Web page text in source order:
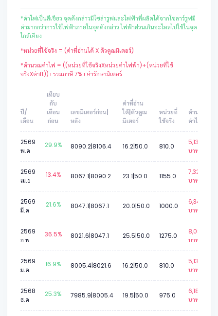
*ค่าไฟเป็นสีเขียว จุดดังกล่าวมีโซล่ารูฟและไฟฟ้าที่ผลิตได้จากโซลาร์รูฟมี
ค่ามากกว่าการใช้ไฟฟ้าภายในจุดดังกล่าว ไฟฟ้าส่วนเกินจะไหลไปใช้ในจุด
ใกล้เคียง
*หน่วยที่ใช้จริง = (ค่าที่อ่านได้ X ตัวคูณมิเตอร์)
*คำนวณค่าไฟ = ((หน่วยที่ใช้จริงXหน่วยค่าไฟฟ้า)+(หน่วยที่ใช้
จริงXค่าft))+รวมภาษี 7%+ค่ารักษามิเตอร์
ปี/
เดือน
เทียบ
กับ
เดือน
ก่อน
เลขมิเตอร์ก่อน|
หลัง
ค่าที่อ่าน
ได้|ตัวคูณ
มิเตอร์
หน่วยที่
ใช้จริง
คำนวณ
ค่าไฟ
2569
พ.ค
29.9% 8090.2|8106.4 16.2|50.0 810.0
5,136
บาท.
2569
เม.ย
13.4% 8067.1|8090.2 23.1|50.0 1155.0
7,323
บาท.
2569
มี.ค
21.6% 8047.1|8067.1 20.0|50.0 1000.0
6,340
บาท.
2569
ก.พ
36.5% 8021.6|8047.1 25.5|50.0 1275.0
8,084
บาท.
2569
ม.ค.
16.9% 8005.4|8021.6 16.2|50.0 810.0
5,136
บาท.
2568
ธ.ค
25.3% 7985.9|8005.4 19.5|50.0 975.0
6,182
บาท.